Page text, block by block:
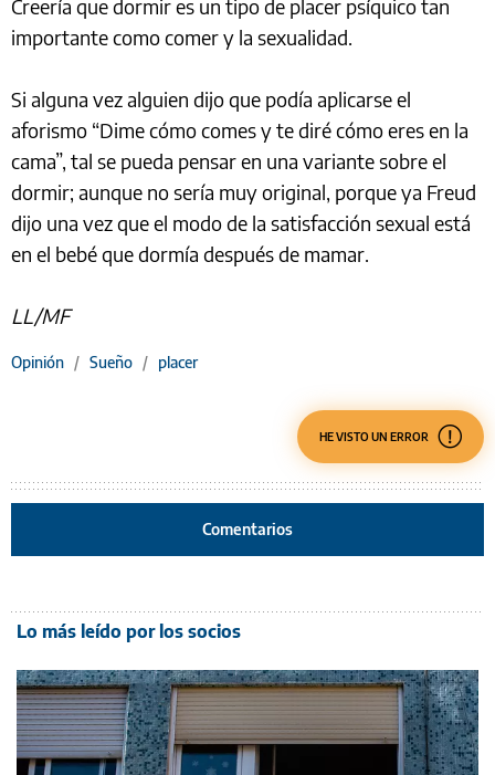
Creería que dormir es un tipo de placer psíquico tan
importante como comer y la sexualidad.
Si alguna vez alguien dijo que podía aplicarse el
aforismo “Dime cómo comes y te diré cómo eres en la
cama”, tal se pueda pensar en una variante sobre el
dormir; aunque no sería muy original, porque ya Freud
dijo una vez que el modo de la satisfacción sexual está
en el bebé que dormía después de mamar.
LL/MF
Opinión / Sueño / placer
HE VISTO UN ERROR
Comentarios
Lo más leído por los socios